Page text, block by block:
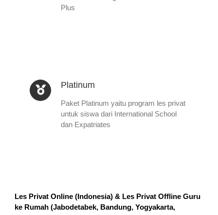
Plus
Platinum
Paket Platinum yaitu program les privat
untuk siswa dari International School
dan Expatriates
Les Privat Online (Indonesia) & Les Privat Offline Guru
ke Rumah (Jabodetabek, Bandung, Yogyakarta,